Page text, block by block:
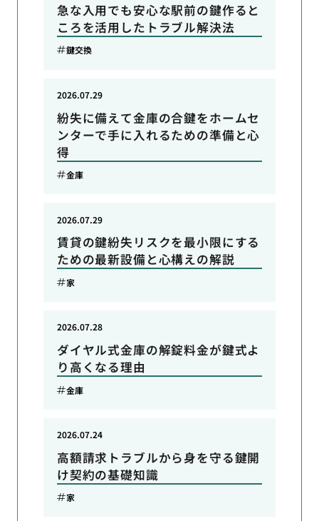
急な入用でも安心な駅前の鍵作ると
ころを活用したトラブル解決法
鍵交換
紛失に備えて金庫の合鍵をホームセ
ンターで手に入れるための準備と心
得
2026.07.29
金庫
賃貸の鍵紛失リスクを最小限にする
ための最新設備と心構えの解説
2026.07.29
家
ダイヤル式金庫の解錠料金が鍵式よ
り高くなる理由
2026.07.28
金庫
高額請求トラブルから身を守る鍵開
け契約の基礎知識
2026.07.24
家